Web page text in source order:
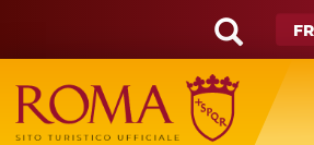
main
content
Search
form
Recherche